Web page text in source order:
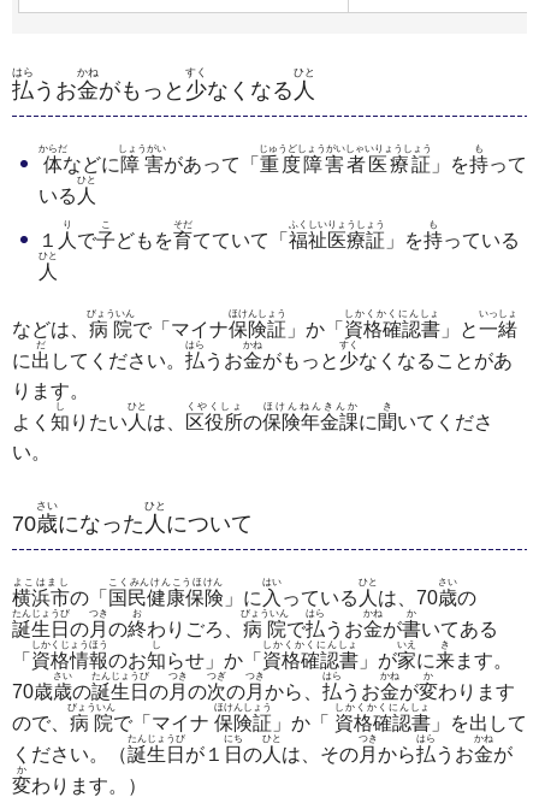
払
はら
うお金
かね
がもっと 少
すく
なくなる 人
ひと
体
からだ
などに障害
しょうがい
があって「 重度障害者医療証
じゅうどしょうがいしゃいりょうしょう
」を持
も
って
いる 人
ひと
１ 人
り
で子
こ
どもを育
そだ
てていて「 福祉医療証
ふくしいりょうしょう
」を持
も
っている
人
ひと
などは、 病院
びょういん
で「マイナ保険証
ほけんしょう
」か「 資格確認書
しかくかくにんしょ
」と一緒
いっしょ
に出
だ
してください。 払
はら
うお金
かね
がもっと 少
すく
なくなることがあ
ります。
よく 知
し
りたい 人
ひと
は、 区役所
くやくしょ
の保険年金課
ほけんねんきんか
に聞
き
いてくださ
い。
70歳
さい
になった 人
ひと
について
横浜市
よこはまし
の「 国民健康保険
こくみんけんこうほけん
」に 入
はい
っている 人
ひと
は、70歳
さい
の
誕生日
たんじょうび
の月
つき
の終
お
わりごろ、 病院
びょういん
で払
はら
うお金
かね
が書
か
いてある
「 資格情報
しかくじょうほう
のお知
し
らせ」か「 資格確認書
しかくかくにんしょ
」が家
いえ
に来
き
ます。
70歳歳
さい
の誕生日
たんじょうび
の月
つき
の次
つぎ
の月
つき
から、 払
はら
うお金
かね
が変
か
わります
ので、 病院
びょういん
で「マイナ 保険証
ほけんしょう
」か「 資格確認書
しかくかくにんしょ
」を出して
ください。（誕生日
たんじょうび
が１ 日
にち
の人
ひと
は、その月
つき
から払
はら
うお金
かね
が
変
か
わります。）